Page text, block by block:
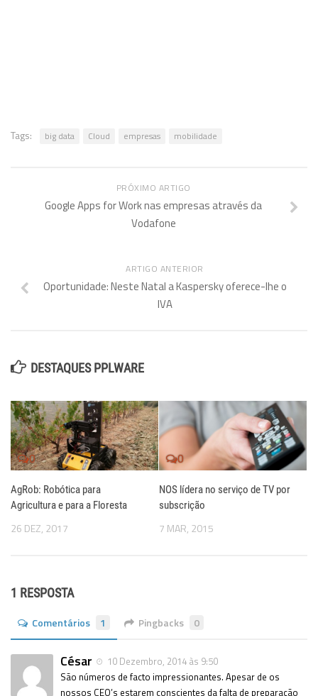
Tags: big data Cloud empresas mobilidade
PRÓXIMO ARTIGO
Google Apps for Work nas empresas através da
Vodafone
ARTIGO ANTERIOR
Oportunidade: Neste Natal a Kaspersky oferece-lhe o
IVA
DESTAQUES PPLWARE
0
AgRob: Robótica para
Agricultura e para a Floresta
26 DEZ, 2017
0
NOS lídera no serviço de TV por
subscrição
7 MAR, 2015
1 RESPOSTA
Comentários
1 Pingbacks 0
César
10 Dezembro, 2014 às 9:50
São números de facto impressionantes. Apesar de os
nossos CEO’s estarem conscientes da falta de preparação